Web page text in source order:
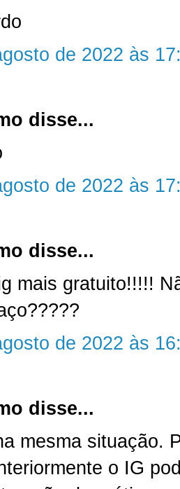
de 2022 às
disse...
de 2022 às
disse...
mais gratuito!!!!!
de 2022 às
disse...
mesma situação.
o IG